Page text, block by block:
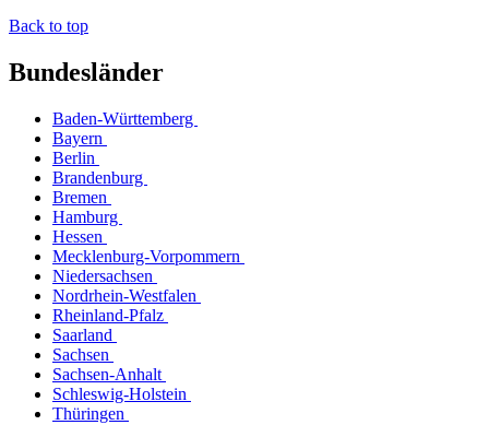
Back to top
Bundesländer
Baden-Württemberg
Bayern
Berlin
Brandenburg
Bremen
Hamburg
Hessen
Mecklenburg-Vorpommern
Niedersachsen
Nordrhein-Westfalen
Rheinland-Pfalz
Saarland
Sachsen
Sachsen-Anhalt
Schleswig-Holstein
Thüringen